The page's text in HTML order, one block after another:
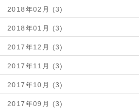
2018年02月 (3)
2018年01月 (3)
2017年12月 (3)
2017年11月 (3)
2017年10月 (3)
2017年09月 (3)